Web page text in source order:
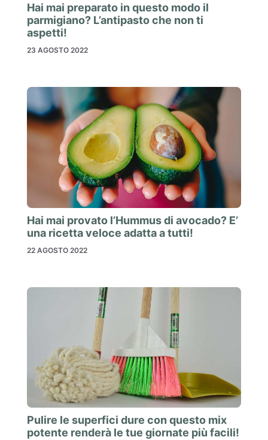
Hai mai preparato in questo modo il
parmigiano? L’antipasto che non ti
aspetti!
23 AGOSTO 2022
Hai mai provato l’Hummus di avocado? E’
una ricetta veloce adatta a tutti!
22 AGOSTO 2022
Pulire le superfici dure con questo mix
potente renderà le tue giornate più facili!